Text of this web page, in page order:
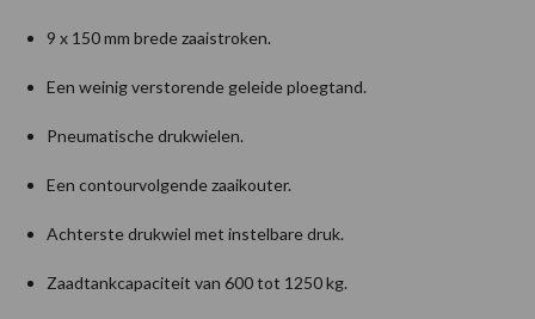
9 x 150 mm brede zaaistroken.
Een weinig verstorende geleide ploegtand.
Pneumatische drukwielen.
Een contourvolgende zaaikouter.
Achterste drukwiel met instelbare druk.
Zaadtankcapaciteit van 600 tot 1250 kg.